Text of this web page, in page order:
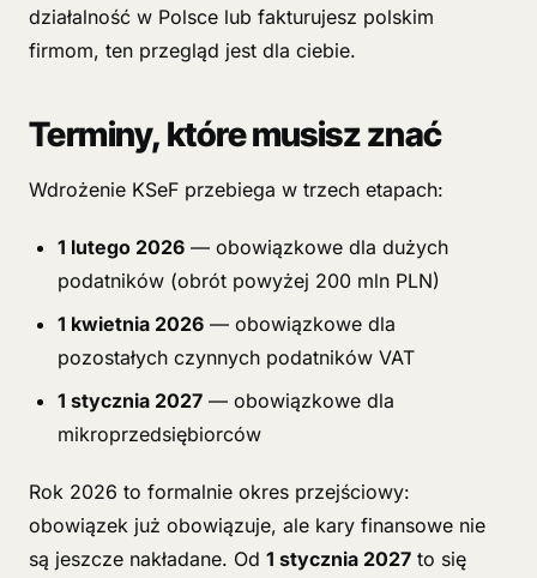
działalność w Polsce lub fakturujesz polskim
firmom, ten przegląd jest dla ciebie.
Terminy, które musisz znać
Wdrożenie KSeF przebiega w trzech etapach:
1 lutego 2026 — obowiązkowe dla dużych
podatników (obrót powyżej 200 mln PLN)
1 kwietnia 2026 — obowiązkowe dla
pozostałych czynnych podatników VAT
1 stycznia 2027 — obowiązkowe dla
mikroprzedsiębiorców
Rok 2026 to formalnie okres przejściowy:
obowiązek już obowiązuje, ale kary finansowe nie
są jeszcze nakładane. Od 1 stycznia 2027 to się